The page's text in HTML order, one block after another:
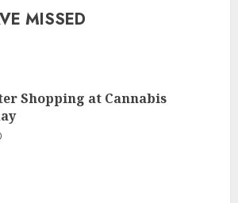
MISSED
Shopping at Cannabis